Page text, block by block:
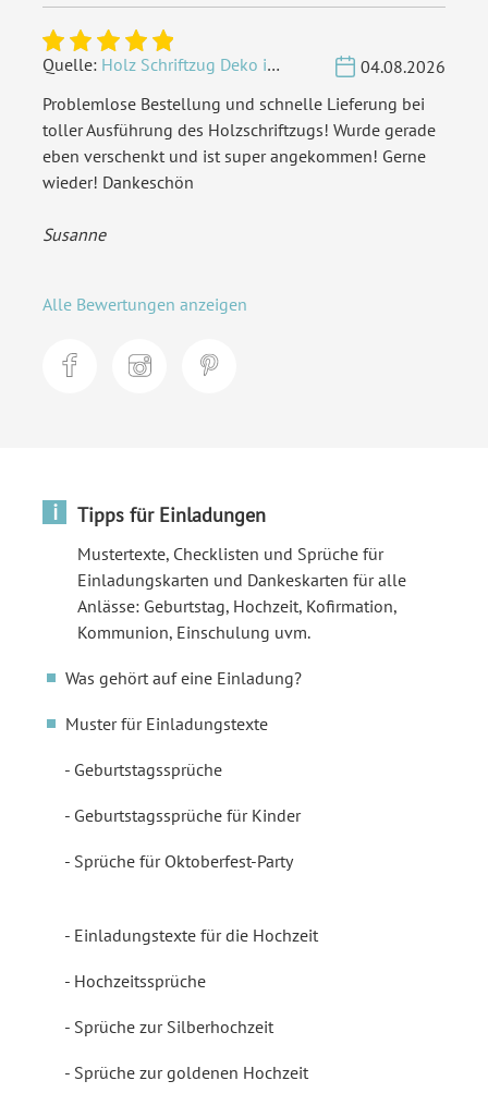
Quelle: Holz Schriftzug Deko individuell - Wunschname
04.08.2026
Problemlose Bestellung und schnelle Lieferung bei
toller Ausführung des Holzschriftzugs! Wurde gerade
eben verschenkt und ist super angekommen! Gerne
wieder! Dankeschön
Susanne
Alle Bewertungen anzeigen
i Tipps für Einladungen
Mustertexte, Checklisten und Sprüche für
Einladungskarten und Dankeskarten für alle
Anlässe: Geburtstag, Hochzeit, Kofirmation,
Kommunion, Einschulung uvm.
Was gehört auf eine Einladung?
Muster für Einladungstexte
Geburtstagssprüche
Geburtstagssprüche für Kinder
Sprüche für Oktoberfest-Party
Einladungstexte für die Hochzeit
Hochzeitssprüche
Sprüche zur Silberhochzeit
Sprüche zur goldenen Hochzeit